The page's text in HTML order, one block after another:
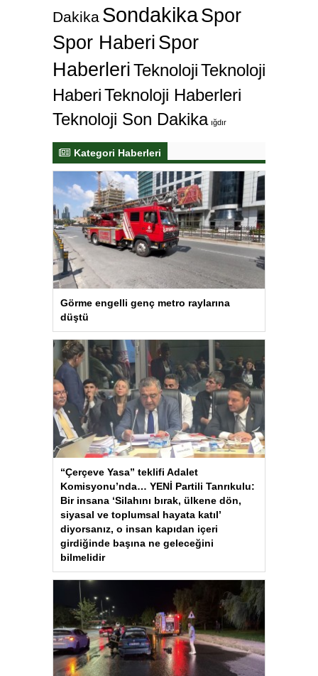
Dakika Sondakika Spor
Spor Haberi Spor
HaberleriTeknolojiTeknoloji
HaberiTeknoloji Haberleri
Teknoloji Son Dakika ığdır
Kategori Haberleri
Görme engelli genç metro raylarına
düştü
“Çerçeve Yasa” teklifi Adalet
Komisyonu’nda… YENİ Partili Tanrıkulu:
Bir insana ‘Silahını bırak, ülkene dön,
siyasal ve toplumsal hayata katıl’
diyorsanız, o insan kapıdan içeri
girdiğinde başına ne geleceğini
bilmelidir